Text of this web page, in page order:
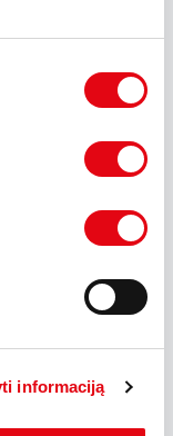
informaciją
tvarkomi
ta apimtimi ir
tikslams